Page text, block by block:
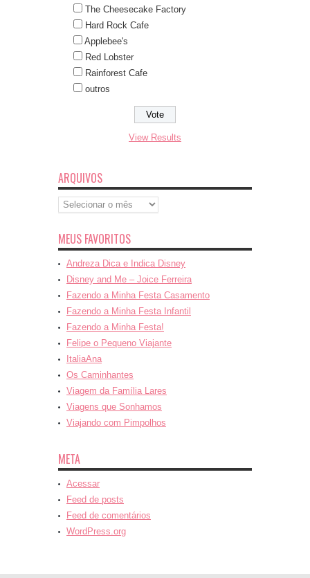
The Cheesecake Factory
Hard Rock Cafe
Applebee's
Red Lobster
Rainforest Cafe
outros
View Results
ARQUIVOS
Arquivos
MEUS FAVORITOS
Andreza Dica e Indica Disney
Disney and Me – Joice Ferreira
Fazendo a Minha Festa Casamento
Fazendo a Minha Festa Infantil
Fazendo a Minha Festa!
Felipe o Pequeno Viajante
ItaliaAna
Os Caminhantes
Viagem da Família Lares
Viagens que Sonhamos
Viajando com Pimpolhos
META
Acessar
Feed de posts
Feed de comentários
WordPress.org